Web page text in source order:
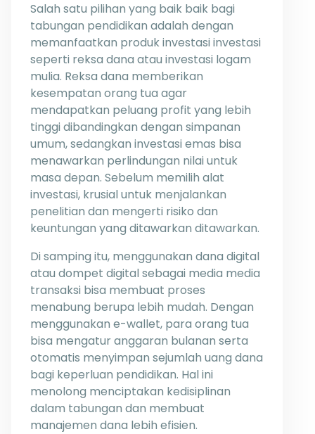
Salah satu pilihan yang baik baik bagi
tabungan pendidikan adalah dengan
memanfaatkan produk investasi investasi
seperti reksa dana atau investasi logam
mulia. Reksa dana memberikan
kesempatan orang tua agar
mendapatkan peluang profit yang lebih
tinggi dibandingkan dengan simpanan
umum, sedangkan investasi emas bisa
menawarkan perlindungan nilai untuk
masa depan. Sebelum memilih alat
investasi, krusial untuk menjalankan
penelitian dan mengerti risiko dan
keuntungan yang ditawarkan ditawarkan.
Di samping itu, menggunakan dana digital
atau dompet digital sebagai media media
transaksi bisa membuat proses
menabung berupa lebih mudah. Dengan
menggunakan e-wallet, para orang tua
bisa mengatur anggaran bulanan serta
otomatis menyimpan sejumlah uang dana
bagi keperluan pendidikan. Hal ini
menolong menciptakan kedisiplinan
dalam tabungan dan membuat
manajemen dana lebih efisien.